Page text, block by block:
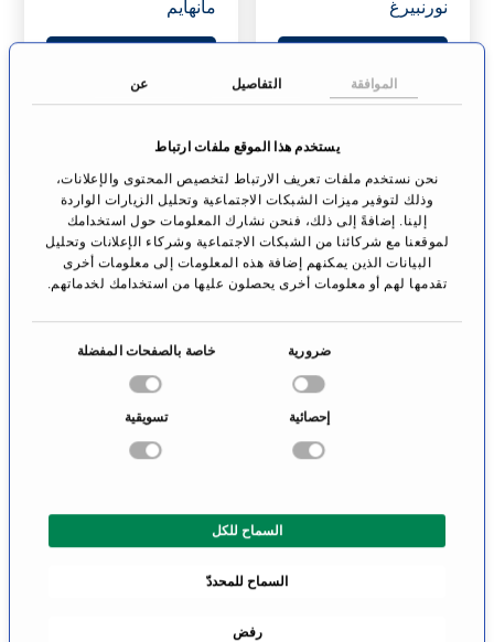
الموافقة التفاصيل عن
يستخدم هذا الموقع ملفات ارتباط
نحن نستخدم ملفات تعريف الارتباط لتخصيص المحتوى والإعلانات،
وذلك لتوفير ميزات الشبكات الاجتماعية وتحليل الزيارات الواردة
إلينا. إضافةً إلى ذلك، فنحن نشارك المعلومات حول استخدامك
لموقعنا مع شركائنا من الشبكات الاجتماعية وشركاء الإعلانات وتحليل
البيانات الذين يمكنهم إضافة هذه المعلومات إلى معلومات أخرى
تقدمها لهم أو معلومات أخرى يحصلون عليها من استخدامك لخدماتهم.
ضرورية خاصة بالصفحات المفضلة
إحصائية تسويقية
السماح للكل
السماح للمحددّ
رفض
مانهايم
الملف الشخصي
نورنبيرغ
الملف الشخصي
جراحة الورك
الملف الشخصي
الملف الشخصي